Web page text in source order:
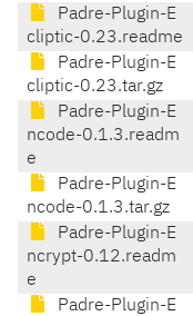
Padre-Plugin-E
cliptic-0.23.readme
Padre-Plugin-E
cliptic-0.23.tar.gz
Padre-Plugin-E
ncode-0.1.3.readm
e
Padre-Plugin-E
ncode-0.1.3.tar.gz
Padre-Plugin-E
ncrypt-0.12.readm
e
Padre-Plugin-E